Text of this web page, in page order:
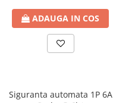
ADAUGA IN COS
Siguranta automata 1P 6A